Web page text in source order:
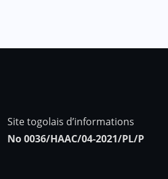
Site togolais d’informations
No 0036/HAAC/04-2021/PL/P